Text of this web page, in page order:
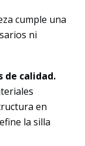
cumple una
ni
de calidad.
en
la silla